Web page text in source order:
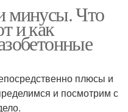
минусы. Что
и как
плюсы и
и посмотрим с